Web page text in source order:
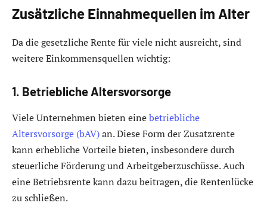
Zusätzliche Einnahmequellen im Alter
Da die gesetzliche Rente für viele nicht ausreicht, sind
weitere Einkommensquellen wichtig:
1. Betriebliche Altersvorsorge
Viele Unternehmen bieten einebetriebliche
Altersvorsorge (bAV)an. Diese Form der Zusatzrente
kann erhebliche Vorteile bieten, insbesondere durch
steuerliche Förderung und Arbeitgeberzuschüsse. Auch
eine Betriebsrente kann dazu beitragen, die Rentenlücke
zu schließen.